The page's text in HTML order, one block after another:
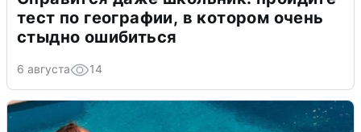
тест по географии, в котором очень
стыдно ошибиться
6 августа 14